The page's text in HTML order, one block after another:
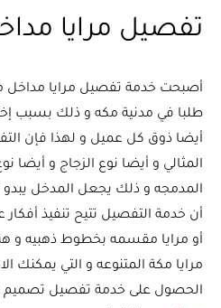
تفصيل مرايا
أصبحت خدمة تفصيل مرايا مداخل
طلبا في مدنية مكه و ذلك بسبب
أيضا ذوق كل عميل و لهذا فإن
المثالي و أيضا نوع الزجاج و أيضا
المدمجه و ذلك يجعل المدخل يبدو
أن خدمة التفصيل تتيح تنفيذ أفكار
أو مرايا مقسمه بخطوط ذهبيه و
مرايا مكة المتنوعه و التي يمكنك
الحصول على خدمة تفصيل